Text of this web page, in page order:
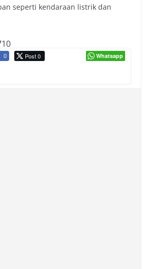
seperti kendaraan listrik dan
0 Post 0 Whatsapp